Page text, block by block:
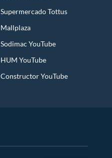
Supermercado Tottus
Mallplaza
Sodimac YouTube
HUM YouTube
Constructor YouTube